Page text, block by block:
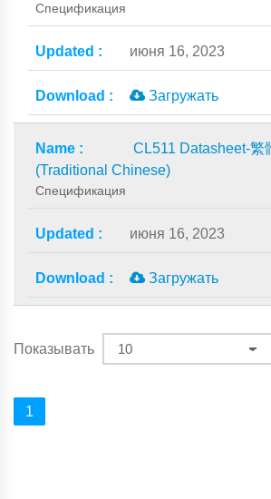
Спецификация
июня 16, 2023
Загружать
CL511 Datasheet-繁
(Traditional Chinese)
Спецификация
июня 16, 2023
Загружать
Показывать
1